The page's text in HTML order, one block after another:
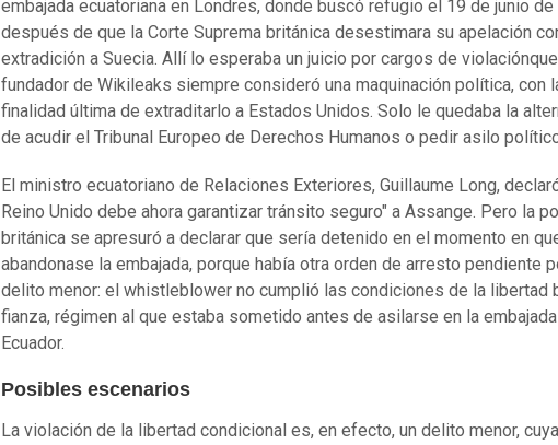
embajada ecuatoriana en Londres, donde buscó refugio el 19 de junio de
después de que la Corte Suprema británica desestimara su apelación
extradición a Suecia. Allí lo esperaba un juicio por cargos de
fundador de Wikileaks siempre consideró una maquinación política, con
finalidad última de extraditarlo a Estados Unidos. Solo le quedaba la
de acudir el Tribunal Europeo de Derechos Humanos o pedir asilo
El ministro ecuatoriano de Relaciones Exteriores, Guillaume Long,
Reino Unido debe ahora garantizar tránsito seguro" a Assange. Pero la
británica se apresuró a declarar que sería detenido en el momento en
abandonase la embajada, porque había otra orden de arresto pendiente
delito menor: el whistleblower no cumplió las condiciones de la libertad
fianza, régimen al que estaba sometido antes de asilarse en la
Ecuador.
Posibles escenarios
La violación de la libertad condicional es, en efecto, un delito menor,